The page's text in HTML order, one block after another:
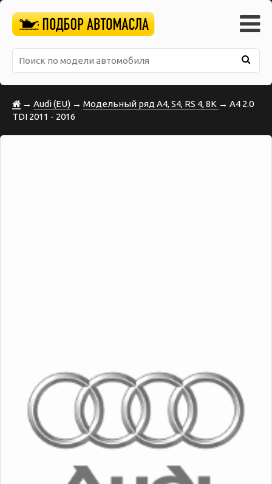
→ Audi (EU) → Модельный ряд A4, S4, RS 4, 8K → A4 2.0
TDI 2011 - 2016